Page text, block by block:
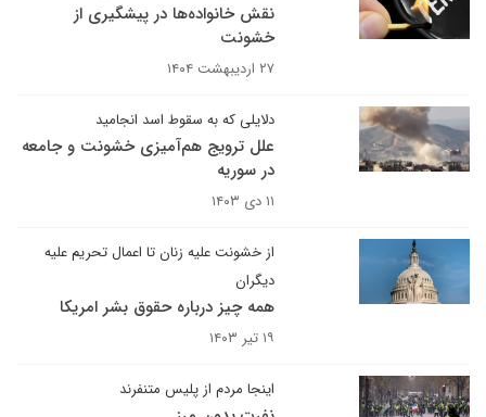
نقش خانواده‌ها در پیشگیری از
خشونت
۲۷ اردیبهشت ۱۴۰۴
دلایلی که به سقوط اسد انجامید
علل ترویج هم‌آمیزی خشونت ‌و جامعه
در سوریه
۱۱ دی ۱۴۰۳
از خشونت علیه زنان تا اعمال تحریم علیه
دیگران
همه چیز درباره حقوق بشر امریکا
۱۹ تیر ۱۴۰۳
اینجا مردم از پلیس متنفرند